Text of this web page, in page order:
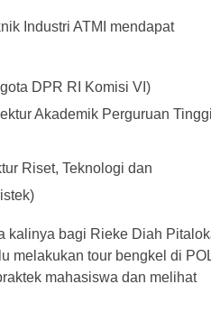
Industri ATMI mendapat
DPR RI Komisi VI)
Akademik Perguruan Tinggi
Riset, Teknologi dan
kalinya bagi Rieke Diah
melakukan tour bengkel di
mahasiswa dan melihat